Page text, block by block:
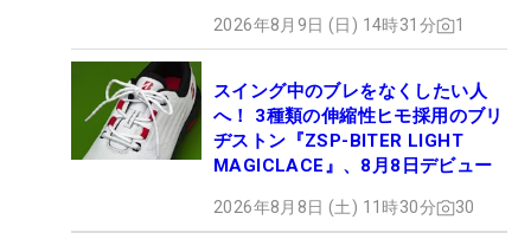
2026年8月9日 (日) 14時31分 1
スイング中のブレをなくしたい人
へ！ 3種類の伸縮性ヒモ採用のブリ
ヂストン『ZSP-BITER LIGHT
MAGICLACE』、8月8日デビュー
2026年8月8日 (土) 11時30分 30